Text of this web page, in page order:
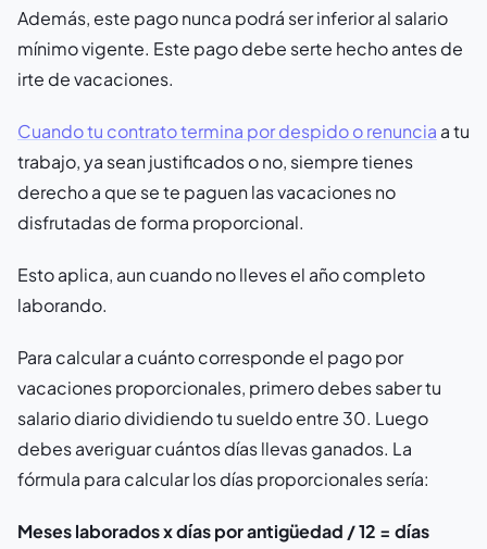
Además, este pago nunca podrá ser inferior al salario
mínimo vigente. Este pago debe serte hecho antes de
irte de vacaciones.
Cuando tu contrato termina por despido o renuncia a tu
trabajo, ya sean justificados o no, siempre tienes
derecho a que se te paguen las vacaciones no
disfrutadas de forma proporcional.
Esto aplica, aun cuando no lleves el año completo
laborando.
Para calcular a cuánto corresponde el pago por
vacaciones proporcionales, primero debes saber tu
salario diario dividiendo tu sueldo entre 30. Luego
debes averiguar cuántos días llevas ganados. La
fórmula para calcular los días proporcionales sería:
Meses laborados x días por antigüedad / 12 = días